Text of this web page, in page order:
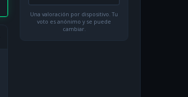
Una valoración por dispositivo. Tu
voto es anónimo y se puede
cambiar.